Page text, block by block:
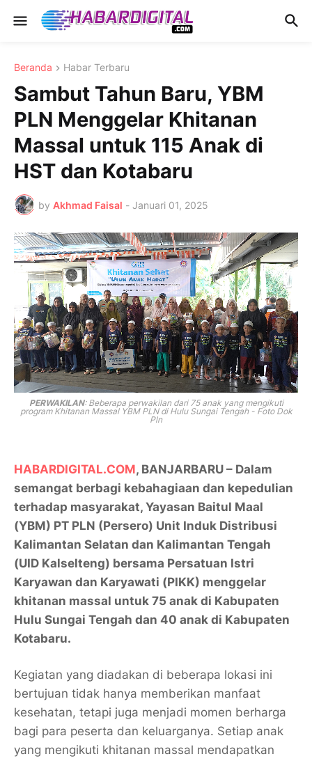
Beranda Habar Terbaru
Sambut Tahun Baru, YBM
PLN Menggelar Khitanan
Massal untuk 115 Anak di
HST dan Kotabaru
by Akhmad Faisal - Januari 01, 2025
PERWAKILAN: Beberapa perwakilan dari 75 anak yang mengikuti
program Khitanan Massal YBM PLN di Hulu Sungai Tengah - Foto Dok
Pln
HABARDIGITAL.COM, BANJARBARU – Dalam
semangat berbagi kebahagiaan dan kepedulian
terhadap masyarakat, Yayasan Baitul Maal
(YBM) PT PLN (Persero) Unit Induk Distribusi
Kalimantan Selatan dan Kalimantan Tengah
(UID Kalselteng) bersama Persatuan Istri
Karyawan dan Karyawati (PIKK) menggelar
khitanan massal untuk 75 anak di Kabupaten
Hulu Sungai Tengah dan 40 anak di Kabupaten
Kotabaru.
Kegiatan yang diadakan di beberapa lokasi ini
bertujuan tidak hanya memberikan manfaat
kesehatan, tetapi juga menjadi momen berharga
bagi para peserta dan keluarganya. Setiap anak
yang mengikuti khitanan massal mendapatkan